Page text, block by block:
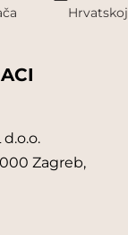
Hrvatskoj
d.o.o.
Zagreb,